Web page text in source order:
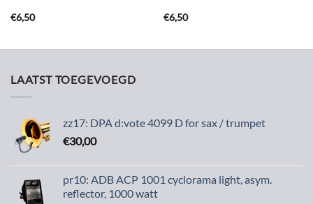
€6,50 €6,50
LAATST TOEGEVOEGD
zz17: DPA d:vote 4099 D for sax / trumpet
€30,00
pr10: ADB ACP 1001 cyclorama light, asym.
reflector, 1000 watt